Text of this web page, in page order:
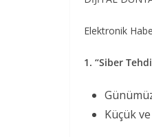
Elektronik
1. “Siber
Küçük